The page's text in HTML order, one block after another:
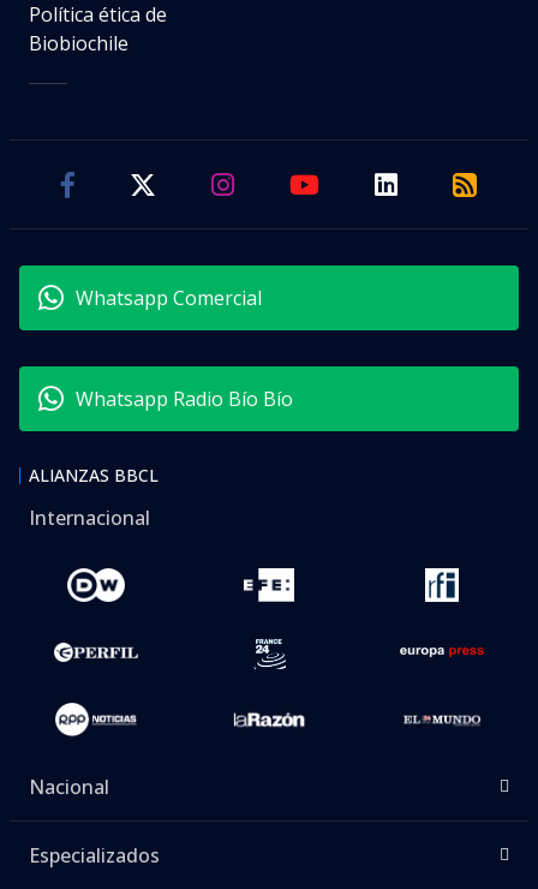
Política ética de
Biobiochile
Whatsapp Comercial
Whatsapp Radio Bío Bío
ALIANZAS BBCL
Internacional
Nacional
Especializados